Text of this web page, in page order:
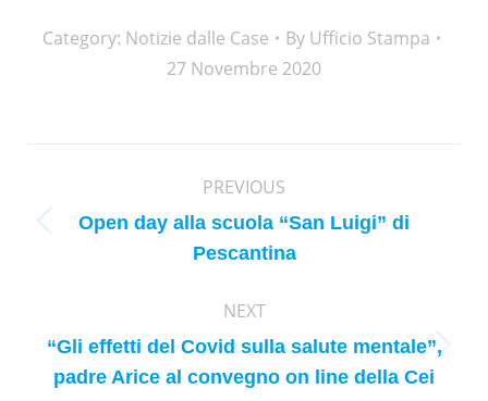
Category: Notizie dalle Case By Ufficio Stampa
27 Novembre 2020
PREVIOUS
Previous
post:
Open day alla scuola “San Luigi” di
Pescantina
NEXT
Next
post:
“Gli effetti del Covid sulla salute mentale”,
padre Arice al convegno on line della Cei